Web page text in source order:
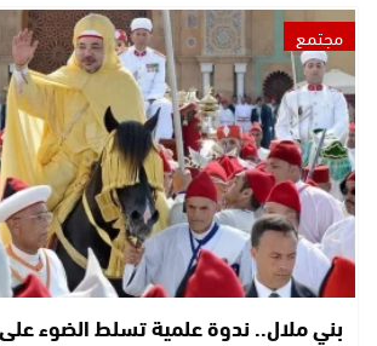
مجتمع
بني ملال.. ندوة علمية تسلط الضوء